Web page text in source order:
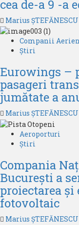
cea de-a 9 -a
Marius ȘTEFĂNESCU
Companii
Știri
Eurowings –
pasageri
jumătate a
Marius ȘTEFĂNESCU
Aeroporturi
Știri
Compania
București a
proiectarea
fotovoltaic
Marius ȘTEFĂNESCU